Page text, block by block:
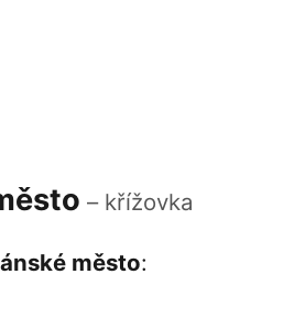
– křížovka
město: